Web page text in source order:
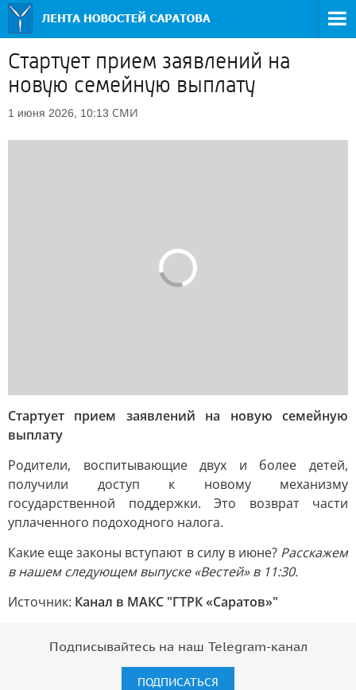
Стартует прием заявлений на
новую семейную выплату
1 июня 2026, 10:13 СМИ
Стартует прием заявлений на новую семейную
выплату
Родители, воспитывающие двух и более детей,
получили доступ к новому механизму
государственной поддержки. Это возврат части
уплаченного подоходного налога.
Какие еще законы вступают в силу в июне? Расскажем
в нашем следующем выпуске «Вестей» в 11:30.
Источник: Канал в МАКС "ГТРК «Саратов»"
Подписывайтесь на наш Telegram-канал
ПОДПИСАТЬСЯ